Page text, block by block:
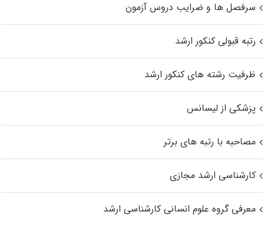
سرفصل ها و ضرایب دروس آزمون
رتبه قبولی کنکور ارشد
ظرفیت رشته های کنکور ارشد
پزشکی از لیسانس
مصاحبه با رتبه های برتر
کارشناسی ارشد مجازی
معرفی گروه علوم انسانی کارشناسی ارشد